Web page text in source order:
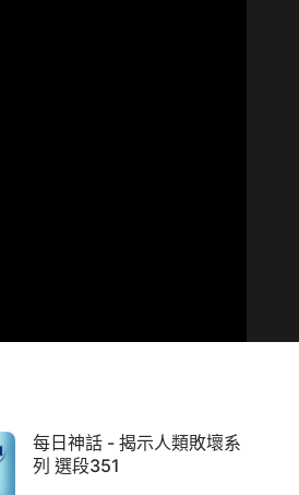
每日神話 - 揭示人類敗壞系
列 選段351